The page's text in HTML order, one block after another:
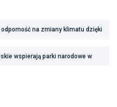
na zmiany klimatu dzięki
wspierają parki narodowe w